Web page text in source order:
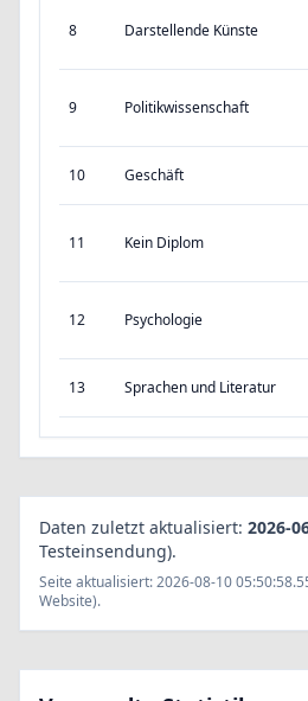
8 Darstellende Künste
9 Politikwissenschaft
10 Geschäft
11 Kein Diplom
12 Psychologie
13 Sprachen und Literatur
Daten zuletzt aktualisiert: 2026-
Testeinsendung).
Seite aktualisiert: 2026-08-10
Website).